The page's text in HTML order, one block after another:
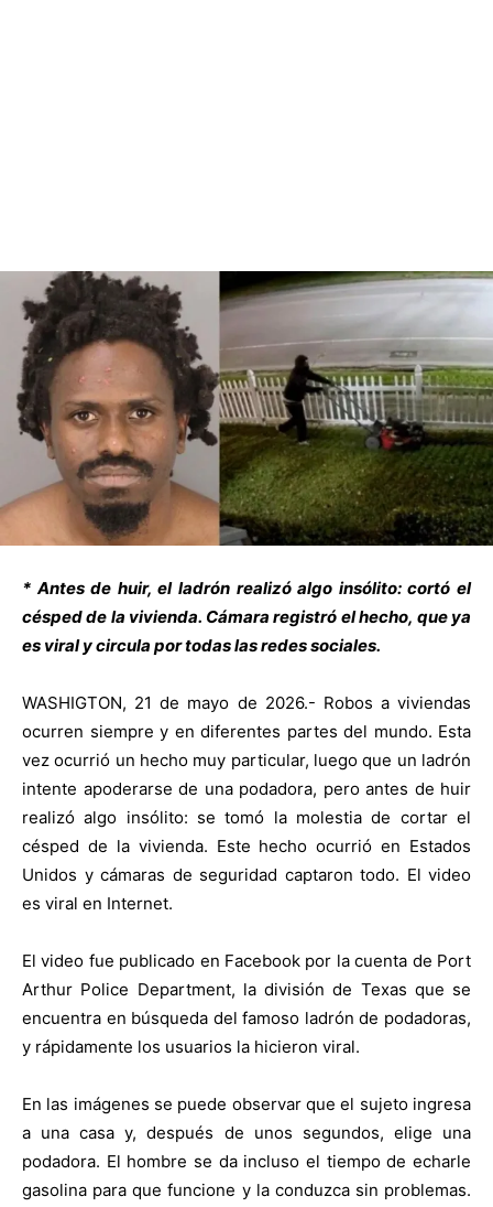
* Antes de huir, el ladrón realizó algo insólito: cortó el
césped de la vivienda. Cámara registró el hecho, que ya
es viral y circula por todas las redes sociales.
WASHIGTON, 21 de mayo de 2026.- Robos a viviendas
ocurren siempre y en diferentes partes del mundo. Esta
vez ocurrió un hecho muy particular, luego que un ladrón
intente apoderarse de una podadora, pero antes de huir
realizó algo insólito: se tomó la molestia de cortar el
césped de la vivienda. Este hecho ocurrió en Estados
Unidos y cámaras de seguridad captaron todo. El video
es viral en Internet.
El video fue publicado en Facebook por la cuenta de Port
Arthur Police Department, la división de Texas que se
encuentra en búsqueda del famoso ladrón de podadoras,
y rápidamente los usuarios la hicieron viral.
En las imágenes se puede observar que el sujeto ingresa
a una casa y, después de unos segundos, elige una
podadora. El hombre se da incluso el tiempo de echarle
gasolina para que funcione y la conduzca sin problemas.